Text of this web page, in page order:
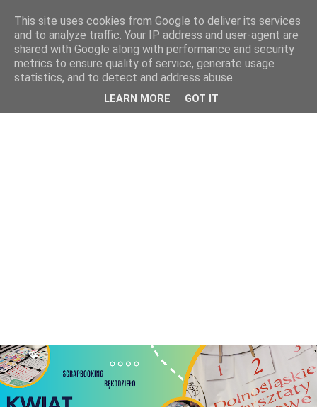
This site uses cookies from Google to deliver its services
and to analyze traffic. Your IP address and user-agent are
shared with Google along with performance and security
metrics to ensure quality of service, generate usage
statistics, and to detect and address abuse.
LEARN MORE GOT IT